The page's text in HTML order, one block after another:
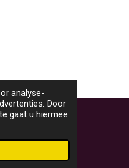
analyse-
Door
gaat u hiermee